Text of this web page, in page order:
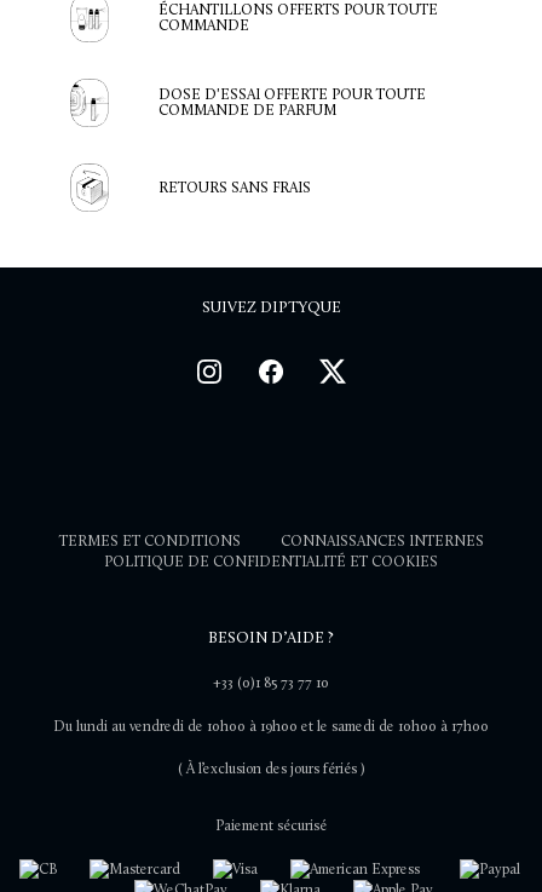
ÉCHANTILLONS OFFERTS POUR TOUTE
COMMANDE
DOSE D'ESSAI OFFERTE POUR TOUTE
COMMANDE DE PARFUM
RETOURS SANS FRAIS
SUIVEZ DIPTYQUE
TERMES ET CONDITIONS
CONNAISSANCES INTERNES
POLITIQUE DE CONFIDENTIALITÉ ET COOKIES
BESOIN D’AIDE ?
+33 (0)1 85 73 77 10
Du lundi au vendredi de 10h00 à 19h00 et le samedi de 10h00 à 17h00
( À l’exclusion des jours fériés )
Paiement sécurisé